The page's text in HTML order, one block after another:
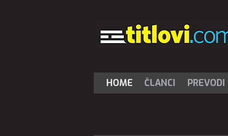
HOME ČLANCI PREVODI